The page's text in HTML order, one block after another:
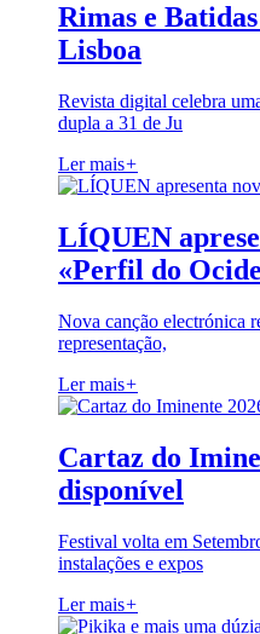
Rimas e
Lisboa
Revista digital celebra
dupla a 31 de Ju
Ler mais+
LÍQUEN
«Perfil do
Nova canção electrónica
representação,
Ler mais+
Cartaz do
disponível
Festival volta em
instalações e expos
Ler mais+